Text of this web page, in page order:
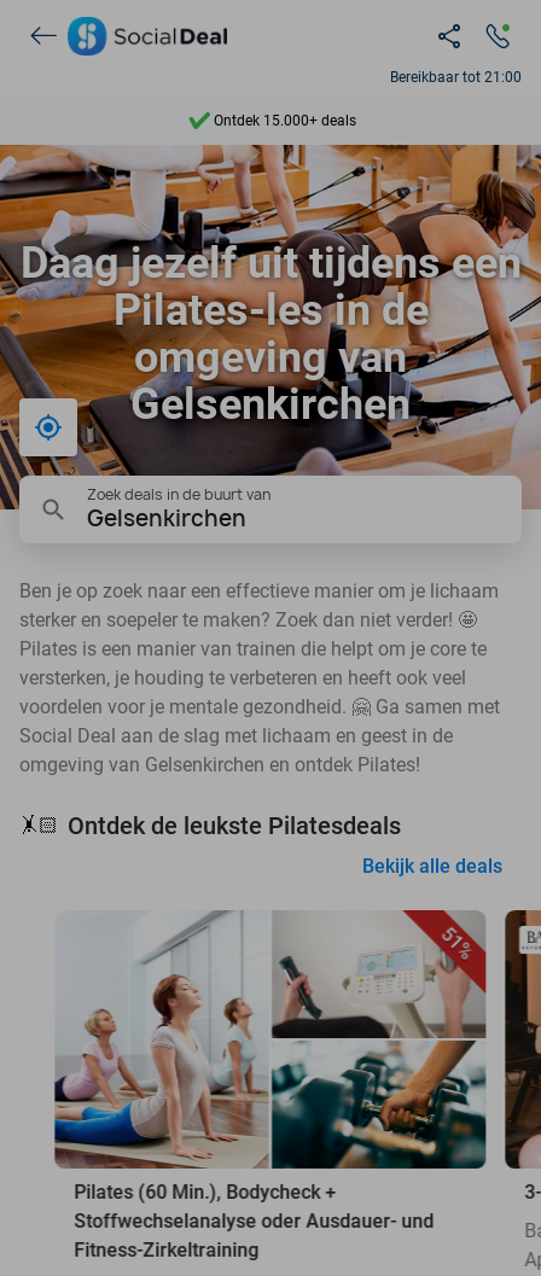
Bereikbaar tot 21:00
Ontdek 15.000+ deals
7 dagen per week beschikbaar
10+ miljoen leden
9,4
Ontdek 15.000+ deals
Daag jezelf uit tijdens een
Pilates-les in de
omgeving van
Gelsenkirchen
Bij mij in de buurt
Zoek deals in de buurt van
Gelsenkirchen
Ben je op zoek naar een effectieve manier om je lichaam
sterker en soepeler te maken? Zoek dan niet verder! 🤩
Pilates is een manier van trainen die helpt om je core te
versterken, je houding te verbeteren en heeft ook veel
voordelen voor je mentale gezondheid. 🤗 Ga samen met
Social Deal aan de slag met lichaam en geest in de
omgeving van Gelsenkirchen en ontdek Pilates!
🤸🏻 Ontdek de leukste Pilatesdeals
Bekijk alle deals
51%
Pilates (60 Min.), Bodycheck +
Stoffwechselanalyse oder Ausdauer- und
Fitness-Zirkeltraining